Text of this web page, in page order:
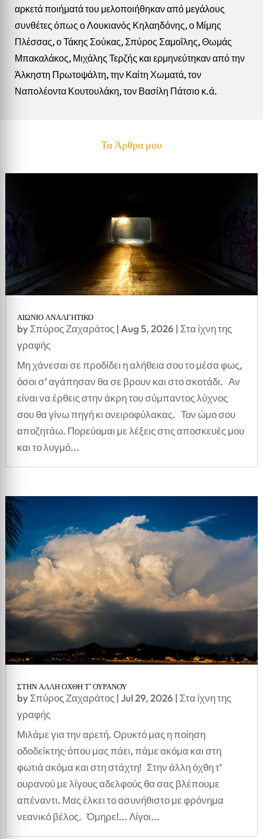
αρκετά ποιήματά του μελοποιήθηκαν από μεγάλους
συνθέτες όπως ο Λουκιανός Κηλαηδόνης, ο Μίμης
Πλέσσας, ο Τάκης Σούκας, Σπύρος Σαμοΐλης, Θωμάς
Μπακαλάκος, Μιχάλης Τερζής και ερμηνεύτηκαν από την
Άλκηστη Πρωτοψάλτη, την Καίτη Χωματά, τον
Ναπολέοντα Κουτουλάκη, τον Βασίλη Πάτσιο κ.ά.
Τα Άρθρα μου
ΑΙΩΝΙΟ ΑΝΑΛΓΗΤΙΚΟ
byΣπύρος Ζαχαράτος | Aug 5, 2026 | Στα ίχνη της
γραφής
Μη χάνεσαι σε προδίδει η αλήθεια σου το μέσα φως,
όσοι σ’ αγάπησαν θα σε βρουν και στο σκοτάδι. Αν
είναι να έρθεις στην άκρη του σύμπαντος λύχνος
σου θα γίνω πηγή κι ονειροφύλακας. Τον ώμο σου
αποζητάω. Πορεύομαι με λέξεις στις αποσκευές μου
και το λυγμό...
ΣΤΗΝ ΑΛΛΗ ΟΧΘΗ Τ’ ΟΥΡΑΝΟΥ
byΣπύρος Ζαχαράτος |Jul 29, 2026 | Στα ίχνη της
γραφής
Μιλάμε για την αρετή. Ορυκτό μας η ποίηση
οδοδείκτης· όπου μας πάει, πάμε ακόμα και στη
φωτιά ακόμα και στη στάχτη! Στην άλλη όχθη τ’
ουρανού με λίγους αδελφούς θα σας βλέπουμε
απέναντι. Μας έλκει το ασυνήθιστο με φρόνημα
νεανικό βέλος. Όμηρε!... Λίγοι...